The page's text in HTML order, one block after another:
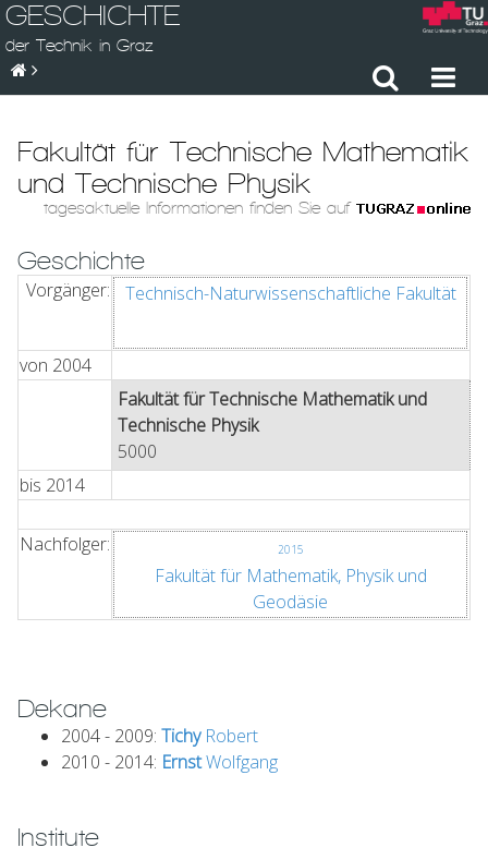
GESCHICHTE
der Technik in Graz
Fakultät für Technische Mathematik
und Technische Physik
tagesaktuelle Informationen finden Sie auf
Geschichte
Vorgänger: Technisch-Naturwissenschaftliche Fakultät
von 2004
Fakultät für Technische Mathematik und
Technische Physik
5000
bis 2014
Nachfolger: 2015
Fakultät für Mathematik, Physik und
Geodäsie
Dekane
2004 - 2009: TichyRobert
2010 - 2014: ErnstWolfgang
Institute